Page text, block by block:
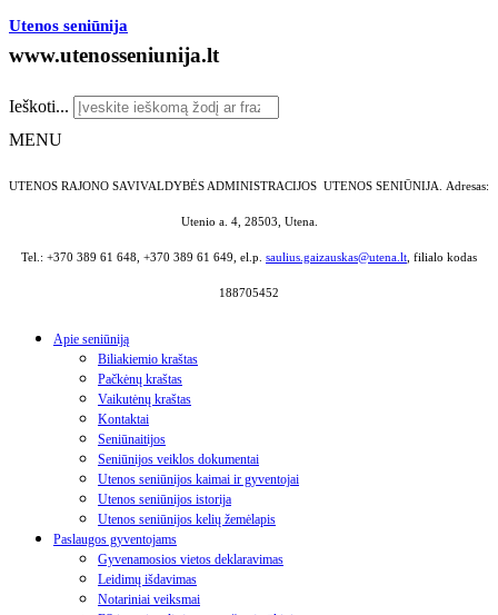
Utenos seniūnija
www.utenosseniunija.lt
Ieškoti...
MENU
UTENOS RAJONO SAVIVALDYBĖS ADMINISTRACIJOS UTENOS SENIŪNIJA. Adresas:
Utenio a. 4, 28503, Utena.
Tel.: +370 389 61 648, +370 389 61 649, el.p. saulius.gaizauskas@utena.lt, filialo kodas
188705452
Apie seniūniją
Biliakiemio kraštas
Pačkėnų kraštas
Vaikutėnų kraštas
Kontaktai
Seniūnaitijos
Seniūnijos veiklos dokumentai
Utenos seniūnijos kaimai ir gyventojai
Utenos seniūnijos istorija
Utenos seniūnijos kelių žemėlapis
Paslaugos gyventojams
Gyvenamosios vietos deklaravimas
Leidimų išdavimas
Notariniai veiksmai